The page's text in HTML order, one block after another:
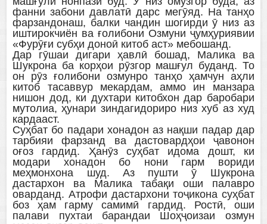
фанни забони давлатӣ дарс мегӯяд. На танҳо
фарзандонаш, балки чандин шогирди ӯ низ аз
иштирокчиён ва ғолибони Озмуни ҷумҳуриявии
«Фурӯғи субҳи доноӣ китоб аст» мебошанд.
Дар гӯшаи дигари ҳавлӣ бошад, Малика ва
Шукрона ба корҳои рӯзгор машғул буданд. То
он рӯз ғолибони озмунро танҳо ҳамчун аҳли
китоб тасаввур мекардам, аммо ин манзара
нишон дод, ки духтари китобхон дар баробари
мутолиа, ҳунари зиндагидориро низ хуб аз худ
кардааст.
Суҳбат бо падари хонадон аз нақши падар дар
тарбияи фарзанд ва дастовардҳои ҷавонон
оғоз гардид. Ҳанӯз суҳбат идома дошт, ки
модари хонадон бо нони гарм вориди
меҳмонхона шуд. Аз пушти ӯ Шукрона
дастархон ва Малика табақи оши палавро
оварданд. Атрофи дастархони тоҷикона суҳбат
боз ҳам гарму самимӣ гардид. Ростӣ, оши
палави пухтаи барандаи Шоҳҷоизаи озмун